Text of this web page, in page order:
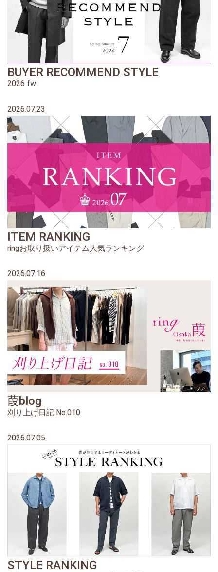
BUYER RECOMMEND STYLE
2026 fw
2026.07.23
ITEM RANKING
ringお取り扱いアイテム人気ランキング
2026.07.16
葭blog
刈り上げ日記 No.010
2026.07.05
STYLE RANKING